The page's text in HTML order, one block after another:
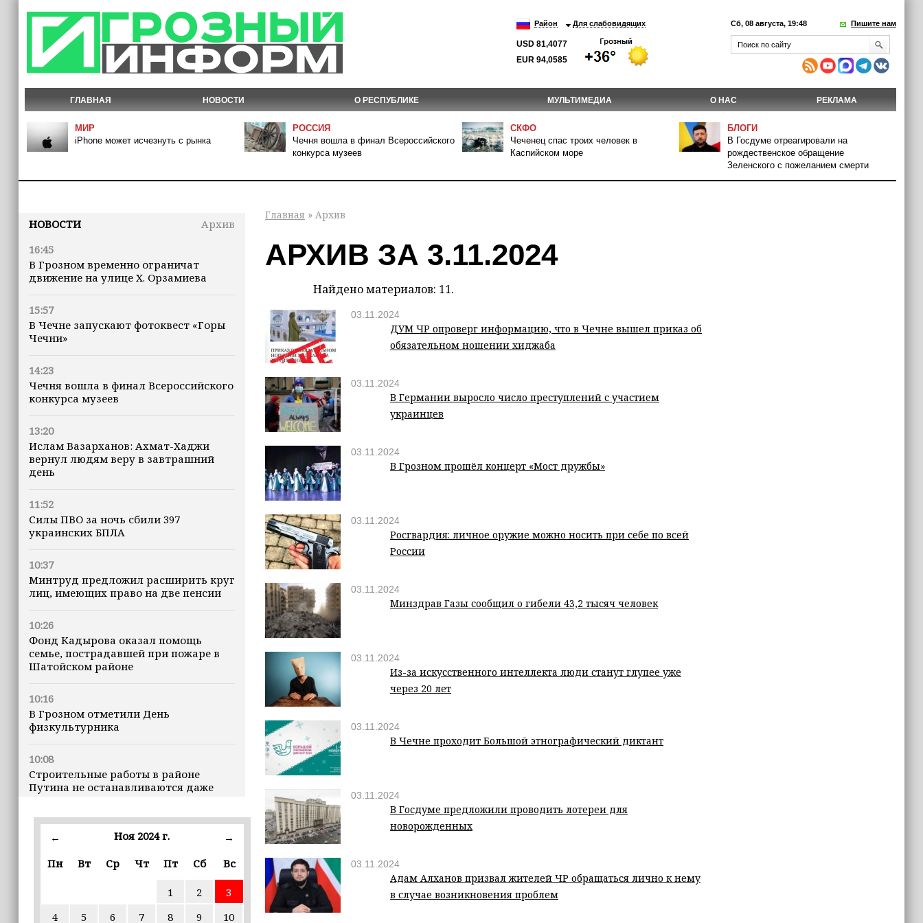
Район Для слабовидящих
USD 81,4077
EUR 94,0585
Сб, 08 августа, 19:48 Пишите нам
ГЛАВНАЯ НОВОСТИ О РЕСПУБЛИКЕ МУЛЬТИМЕДИА О НАС РЕКЛАМА
МИР
iPhone может исчезнуть с рынка
РОССИЯ
Чечня вошла в финал Всероссийского
конкурса музеев
СКФО
Чеченец спас троих человек в
Каспийском море
БЛОГИ
В Госдуме отреагировали на
рождественское обращение
Зеленского с пожеланием смерти
НОВОСТИ
Архив
16:45
В Грозном временно ограничат
движение на улице Х. Орзамиева
15:57
В Чечне запускают фотоквест «Горы
Чечни»
14:23
Чечня вошла в финал Всероссийского
конкурса музеев
13:20
Ислам Вазарханов: Ахмат-Хаджи
вернул людям веру в завтрашний
день
11:52
Силы ПВО за ночь сбили 397
украинских БПЛА
10:37
Минтруд предложил расширить круг
лиц, имеющих право на две пенсии
10:26
Фонд Кадырова оказал помощь
семье, пострадавшей при пожаре в
Шатойском районе
10:16
В Грозном отметили День
физкультурника
10:08
Строительные работы в районе
Путина не останавливаются даже
марта
← Ноя 2024 г.
→
Пн
Вт Ср Чт Пт Сб Вс
1 2
3
4
5 6 7 8 9 10
Главная » Архив
АРХИВ ЗА 3.11.2024
Найдено материалов: 11.
03.11.2024
ДУМ ЧР опроверг информацию, что в Чечне вышел приказ об
обязательном ношении хиджаба
03.11.2024
В Германии выросло число преступлений с участием
украинцев
03.11.2024
В Грозном прошёл концерт «Мост дружбы»
03.11.2024
Росгвардия: личное оружие можно носить при себе по всей
России
03.11.2024
Минздрав Газы сообщил о гибели 43,2 тысяч человек
03.11.2024
Из-за искусственного интеллекта люди станут глупее уже
через 20 лет
03.11.2024
В Чечне проходит Большой этнографический диктант
03.11.2024
В Госдуме предложили проводить лотереи для
новорожденных
03.11.2024
Адам Алханов призвал жителей ЧР обращаться лично к нему
в случае возникновения проблем